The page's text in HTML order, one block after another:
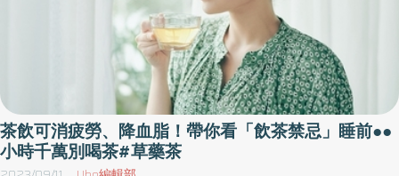
茶飲可消疲勞、降血脂！帶你看「飲茶禁忌」睡前●●
小時千萬別喝茶#草藥茶